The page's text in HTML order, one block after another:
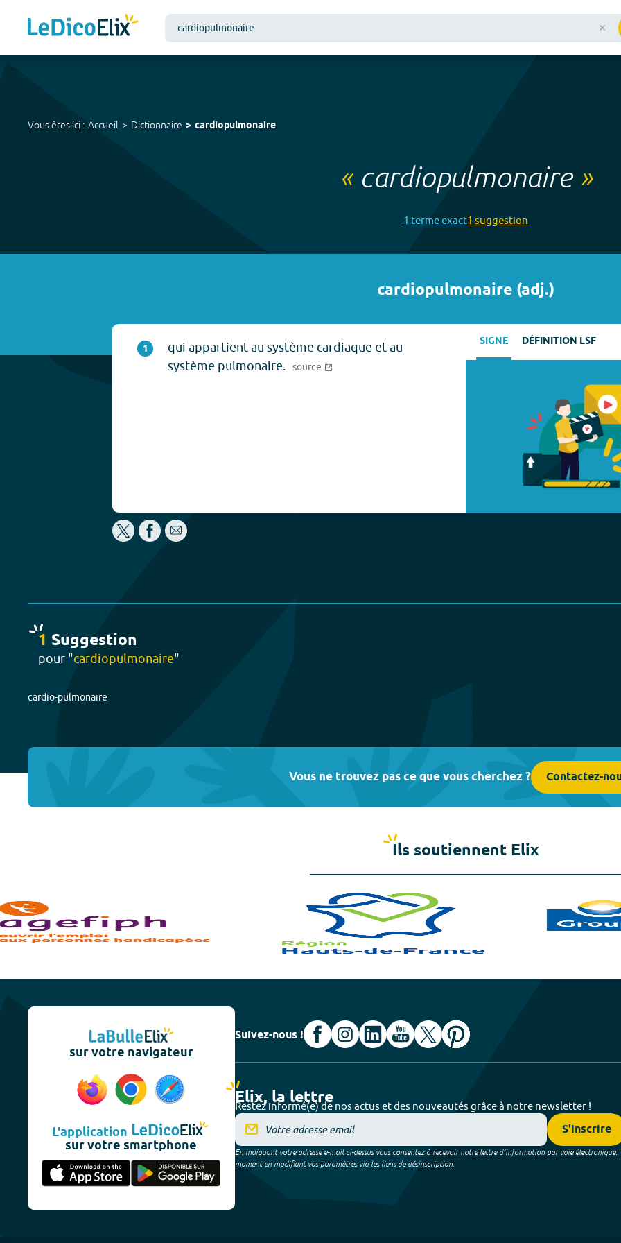
Vous êtes ici : Accueil Dictionnaire cardiopulmonaire
« cardiopulmonaire»
1 termeexact1 suggestion
cardiopulmonaire (adj.)
1
qui appartient au système cardiaque et au
système pulmonaire. source
SIGNE DÉFINITION LSF
1 Suggestion
pour "cardiopulmonaire"
cardio-pulmonaire
Vous ne trouvez pas ce que vous cherchez ? Contactez-
Ils soutiennent Elix
sur votre navigateur
L'application
sur votre smartphone
Suivez-nous !
Elix, la lettre
Restez informé(e) de nos actus et des nouveautés grâce à notre newsletter !
S'inscrire
En indiquant votre adresse e-mail ci-dessus vous consentez à recevoir notre lettre d’information par voie électronique.
moment en modifiant vos paramètres via les liens de désinscription.